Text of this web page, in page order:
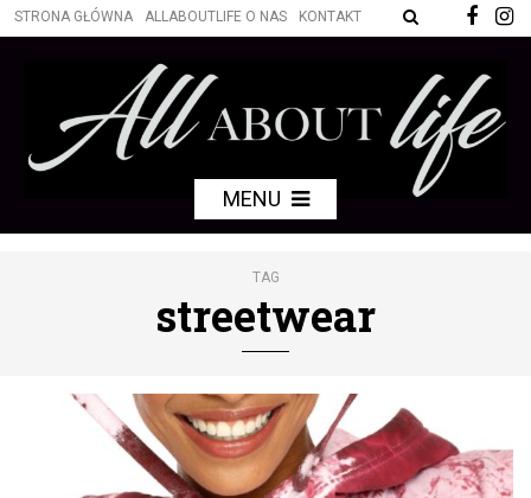
STRONA GŁÓWNA ALLABOUTLIFE O NAS KONTAKT
MENU
TAG
streetwear